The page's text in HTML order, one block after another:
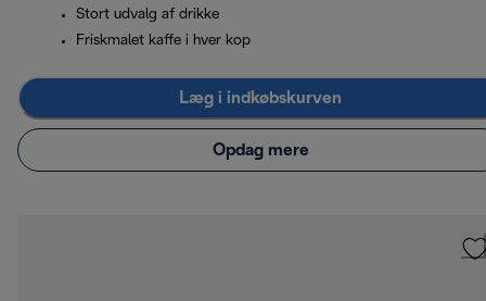
Stort udvalg af drikke
Friskmalet kaffe i hver kop
Læg i indkøbskurven
Opdag mere